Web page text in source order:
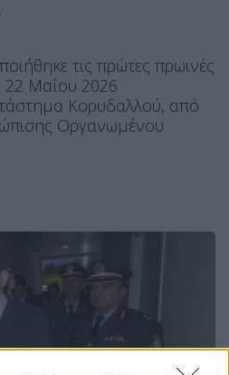
τις πρώτες πρωινές
22 Μαΐου 2026
Κορυδαλλού, από
Οργανωμένου